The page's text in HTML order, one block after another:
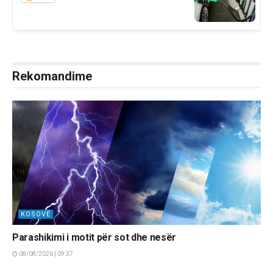
Rekomandime
KOSOVË
Parashikimi i motit për sot dhe nesër
08/08/2026 | 09:37